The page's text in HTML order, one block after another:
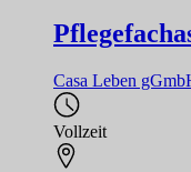
Casa Leben
Vollzeit